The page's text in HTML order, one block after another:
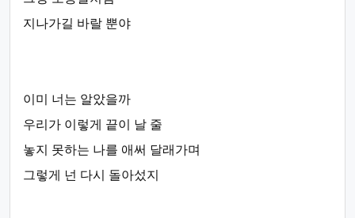
지나가길 바랄 뿐야
이미 너는 알았을까
우리가 이렇게 끝이 날 줄
놓지 못하는 나를 애써 달래가며
그렇게 넌 다시 돌아섰지